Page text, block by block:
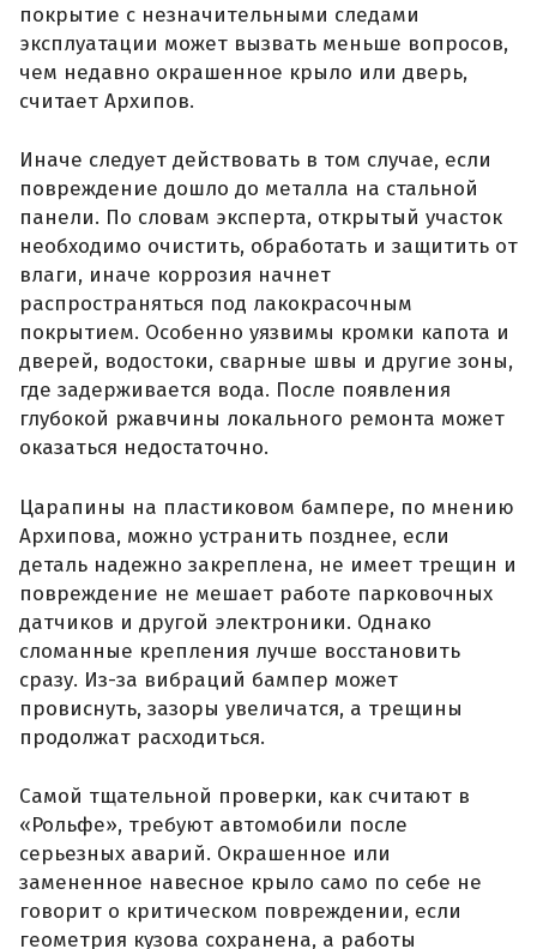
покрытие с незначительными следами
эксплуатации может вызвать меньше вопросов,
чем недавно окрашенное крыло или дверь,
считает Архипов.
Иначе следует действовать в том случае, если
повреждение дошло до металла на стальной
панели. По словам эксперта, открытый участок
необходимо очистить, обработать и защитить от
влаги, иначе коррозия начнет
распространяться под лакокрасочным
покрытием. Особенно уязвимы кромки капота и
дверей, водостоки, сварные швы и другие зоны,
где задерживается вода. После появления
глубокой ржавчины локального ремонта может
оказаться недостаточно.
Царапины на пластиковом бампере, по мнению
Архипова, можно устранить позднее, если
деталь надежно закреплена, не имеет трещин и
повреждение не мешает работе парковочных
датчиков и другой электроники. Однако
сломанные крепления лучше восстановить
сразу. Из-за вибраций бампер может
провиснуть, зазоры увеличатся, а трещины
продолжат расходиться.
Самой тщательной проверки, как считают в
«Рольфе», требуют автомобили после
серьезных аварий. Окрашенное или
замененное навесное крыло само по себе не
говорит о критическом повреждении, если
геометрия кузова сохранена, а работы